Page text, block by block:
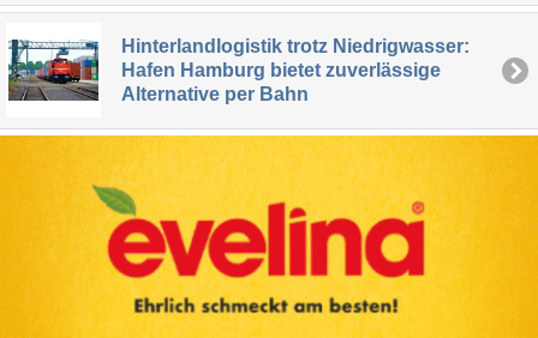
Hinterlandlogistik trotz Niedrigwasser:
Hafen Hamburg bietet zuverlässige
Alternative per Bahn